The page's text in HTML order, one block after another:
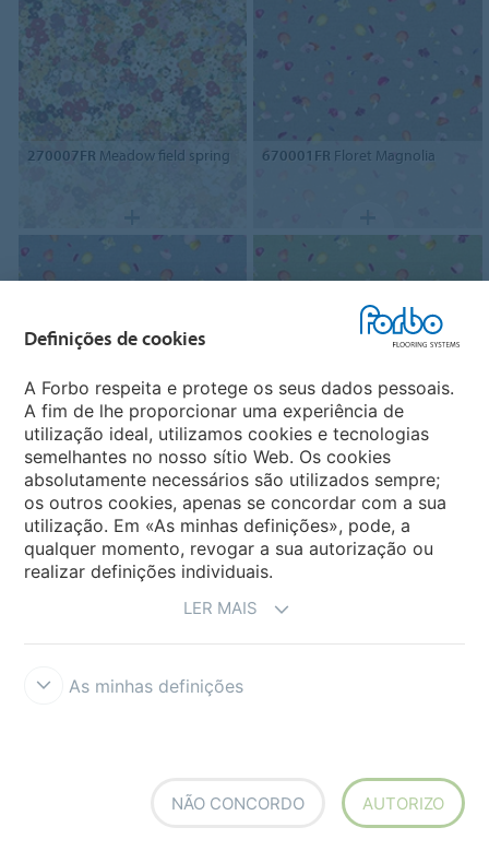
270007FR Meadow field spring 670001FR Floret Magnolia
670002FR Floret Camellia 670003FRFloret Orchid
Definições de cookies
A Forbo respeita e protege os seus dados pessoais.
A fim de lhe proporcionar uma experiência de
utilização ideal, utilizamos cookies e tecnologias
semelhantes no nosso sítio Web. Os cookies
absolutamente necessários são utilizados sempre;
os outros cookies, apenas se concordar com a sua
utilização. Em «As minhas definições», pode, a
qualquer momento, revogar a sua autorização ou
realizar definições individuais.
LER MAIS
As minhas definições
NÃO CONCORDO AUTORIZO